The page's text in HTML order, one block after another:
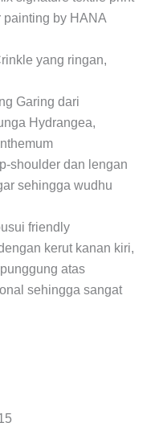
painting by HANA
yang ringan,
Garing dari
Hydrangea,
shoulder dan lengan
sehingga wudhu
friendly
kerut kanan kiri,
atas
sehingga sangat